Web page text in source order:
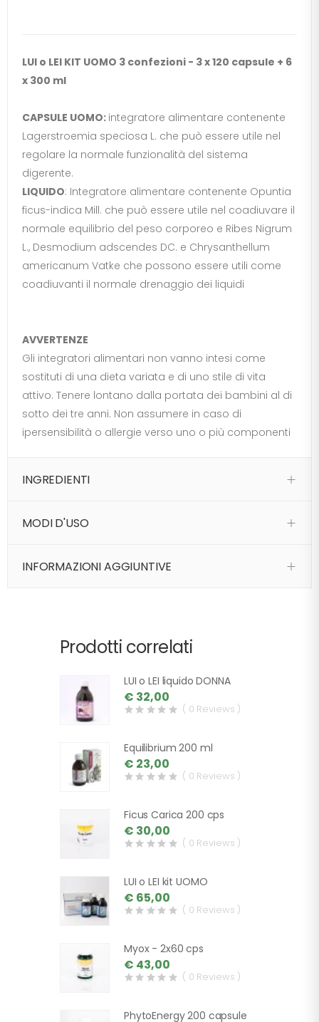
LUI o LEI KIT UOMO 3 confezioni - 3 x 120 capsule + 6
x 300 ml
CAPSULE UOMO: integratore alimentare contenente
Lagerstroemia speciosa L. che può essere utile nel
regolare la normale funzionalità del sistema
digerente.
LIQUIDO: Integratore alimentare contenente Opuntia
ficus-indica Mill. che può essere utile nel coadiuvare il
normale equilibrio del peso corporeo e Ribes Nigrum
L., Desmodium adscendes DC. e Chrysanthellum
americanum Vatke che possono essere utili come
coadiuvanti il normale drenaggio dei liquidi
AVVERTENZE
Gli integratori alimentari non vanno intesi come
sostituti di una dieta variata e di uno stile di vita
attivo. Tenere lontano dalla portata dei bambini al di
sotto dei tre anni. Non assumere in caso di
ipersensibilità o allergie verso uno o più componenti
INGREDIENTI
MODI D'USO
INFORMAZIONI AGGIUNTIVE
Prodotti correlati
LUI o LEI liquido DONNA
€ 32,00
( 0 Reviews )
Equilibrium 200 ml
€ 23,00
( 0 Reviews )
Ficus Carica 200 cps
€ 30,00
( 0 Reviews )
LUI o LEI kit UOMO
€ 65,00
( 0 Reviews )
Myox - 2x60 cps
€ 43,00
( 0 Reviews )
PhytoEnergy 200 capsule